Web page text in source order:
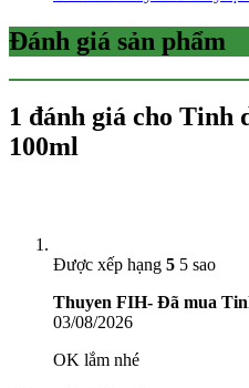
Đánh giá sản phẩm
1 đánh giá cho Tinh
100ml
Được xếp hạng 5 5 sao
Thuyen FIH- Đã mua
03/08/2026
OK lắm nhé